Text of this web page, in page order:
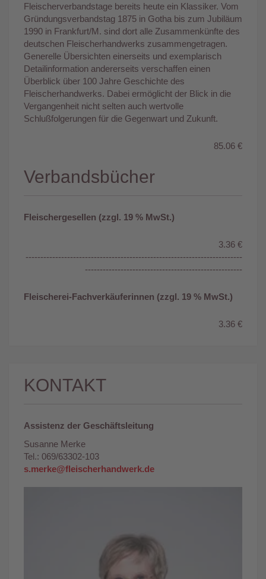
Fleischerverbandstage bereits heute ein Klassiker. Vom
Gründungsverbandstag 1875 in Gotha bis zum Jubiläum
1990 in Frankfurt/M. sind dort alle Zusammenkünfte des
deutschen Fleischerhandwerks zusammengetragen.
Generelle Übersichten einerseits und exemplarisch
Detailinformation andererseits verschaffen einen
Überblick über 100 Jahre Geschichte des
Fleischerhandwerks. Dabei ermöglicht der Blick in die
Vergangenheit nicht selten auch wertvolle
Schlußfolgerungen für die Gegenwart und Zukunft.
85.06 €
Verbandsbücher
Fleischergesellen (zzgl. 19 % MwSt.)
3.36 €
-------------------------------------------------------------------------
-----------------------------------------------------
Fleischerei-Fachverkäuferinnen (zzgl. 19 % MwSt.)
3.36 €
KONTAKT
Assistenz der Geschäftsleitung
Susanne Merke
Tel.: 069/63302-103
s.merke@fleischerhandwerk.de